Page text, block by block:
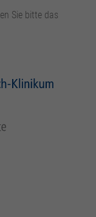
Sie bitte das